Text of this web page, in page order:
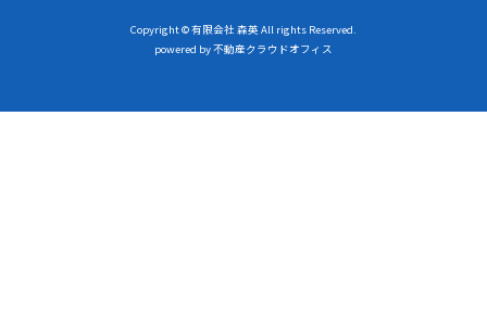
Copyright © 有限会社 森英 All rights Reserved.
powered by 不動産クラウドオフィス